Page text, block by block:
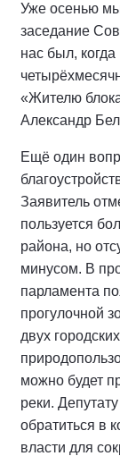
Уже осенью
заседание
нас был,
«Жителю
Александр
Ещё один
Заявитель
пользуется
района, но
минусом. В
парламента
прогулочной
двух
можно будет
реки.
обратиться в
власти для